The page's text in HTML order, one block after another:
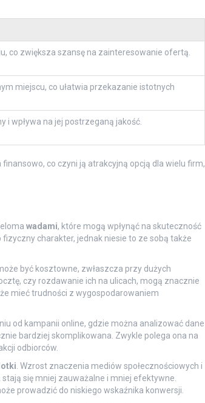
co zwiększa szansę na zainteresowanie ofertą.
miejscu, co ułatwia przekazanie istotnych
i wpływa na jej postrzeganą jakość.
co czyni ją atrakcyjną opcją dla wielu firm,
wadami, które mogą wpłynąć na skuteczność
charakter, jednak niesie to ze sobą także
być kosztowne, zwłaszcza przy dużych
czy rozdawanie ich na ulicach, mogą znacznie
mieć trudności z wygospodarowaniem
od kampanii online, gdzie można analizować dane
bardziej skomplikowana. Zwykle polega ona na
odbiorców.
. Wzrost znaczenia mediów społecznościowych i
się mniej zauważalne i mniej efektywne.
prowadzić do niskiego wskaźnika konwersji.